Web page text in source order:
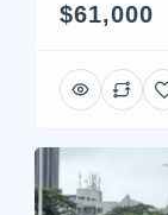
$61,000